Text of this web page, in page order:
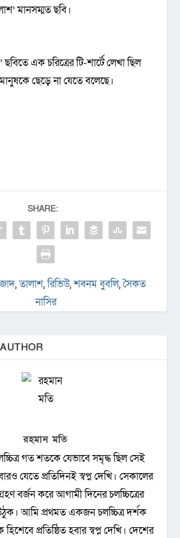
মানসম্মত ছবি।
এক চরিত্রের টি-শার্টে লেখা ছিল
ছেড়ে না যেতে বলেছে।
SHARE:
,তালাশ,রিভিউ,শবনম বুবলি,সৈকত
নাসির
রহমান মতি
গত শতকে যেভাবে সমৃদ্ধ ছিল সেই
যেতে প্রতিদিনই স্বপ্ন দেখি। সেকালের
বর্জন করে আগামী দিনের চলচ্চিত্রের
আমি প্রথমত একজন চলচ্চিত্র দর্শক
প্রতিষ্ঠিত হবার স্বপ্ন দেখি। দেশের